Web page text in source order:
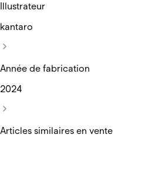
Illustrateur
kantaro
Année de fabrication
2024
Articles similaires en vente